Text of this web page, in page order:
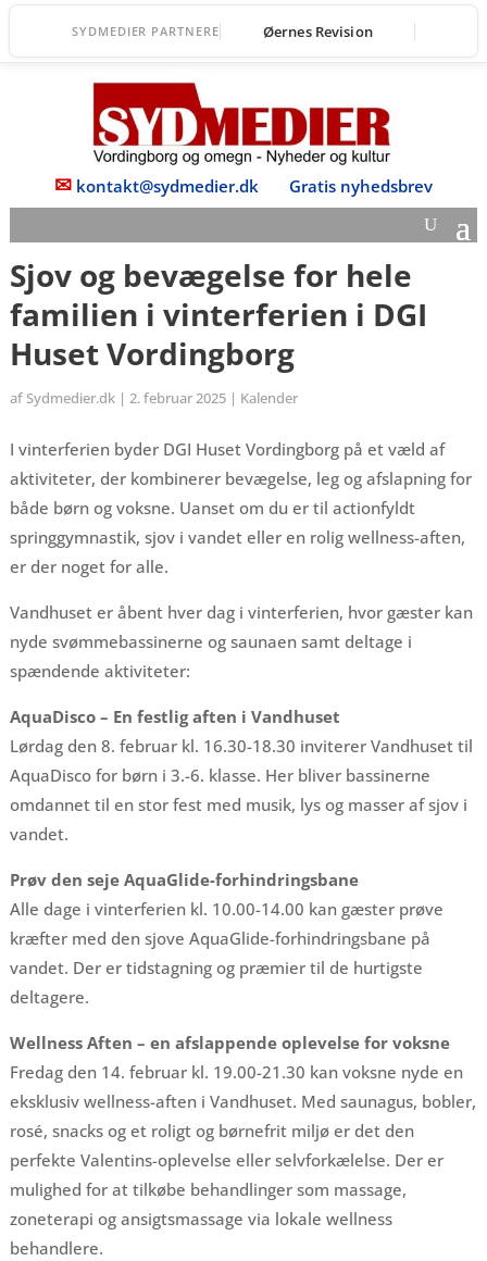
SYDMEDIER PARTNERE Øernes Revision
✉ kontakt@sydmedier.dk Gratis nyhedsbrev
Sjov og bevægelse for hele
familien i vinterferien i DGI
Huset Vordingborg
af Sydmedier.dk| 2. februar 2025| Kalender
I vinterferien byder DGI Huset Vordingborg på et væld af
aktiviteter, der kombinerer bevægelse, leg og afslapning for
både børn og voksne. Uanset om du er til actionfyldt
springgymnastik, sjov i vandet eller en rolig wellness-aften,
er der noget for alle.
Vandhuset er åbent hver dag i vinterferien, hvor gæster kan
nyde svømmebassinerne og saunaen samt deltage i
spændende aktiviteter:
AquaDisco – En festlig aften i Vandhuset
Lørdag den 8. februar kl. 16.30-18.30 inviterer Vandhuset til
AquaDisco for børn i 3.-6. klasse. Her bliver bassinerne
omdannet til en stor fest med musik, lys og masser af sjov i
vandet.
Prøv den seje AquaGlide-forhindringsbane
Alle dage i vinterferien kl. 10.00-14.00 kan gæster prøve
kræfter med den sjove AquaGlide-forhindringsbane på
vandet. Der er tidstagning og præmier til de hurtigste
deltagere.
Wellness Aften – en afslappende oplevelse for voksne
Fredag den 14. februar kl. 19.00-21.30 kan voksne nyde en
eksklusiv wellness-aften i Vandhuset. Med saunagus, bobler,
rosé, snacks og et roligt og børnefrit miljø er det den
perfekte Valentins-oplevelse eller selvforkælelse. Der er
mulighed for at tilkøbe behandlinger som massage,
zoneterapi og ansigtsmassage via lokale wellness
behandlere.